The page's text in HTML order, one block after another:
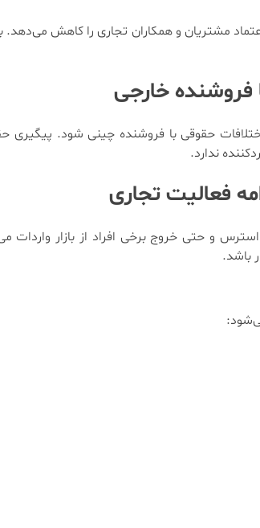
مشتریان و همکاران تجاری را کاهش می‌دهد.
حقوقی با فروشنده چینی شود. پیگیری
ندارد.
و حتی خروج برخی افراد از بازار واردات
باشد.